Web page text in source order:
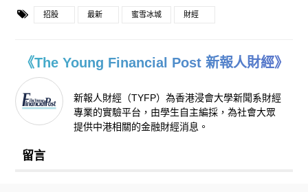
招股 最新 蜜雪冰城 財經
《The Young Financial Post 新報人財經》
新報人財經（TYFP）為香港浸會大學新聞系財經
專業的實驗平台，由學生自主編採，為社會大眾
提供中港相關的金融財經消息。
留言